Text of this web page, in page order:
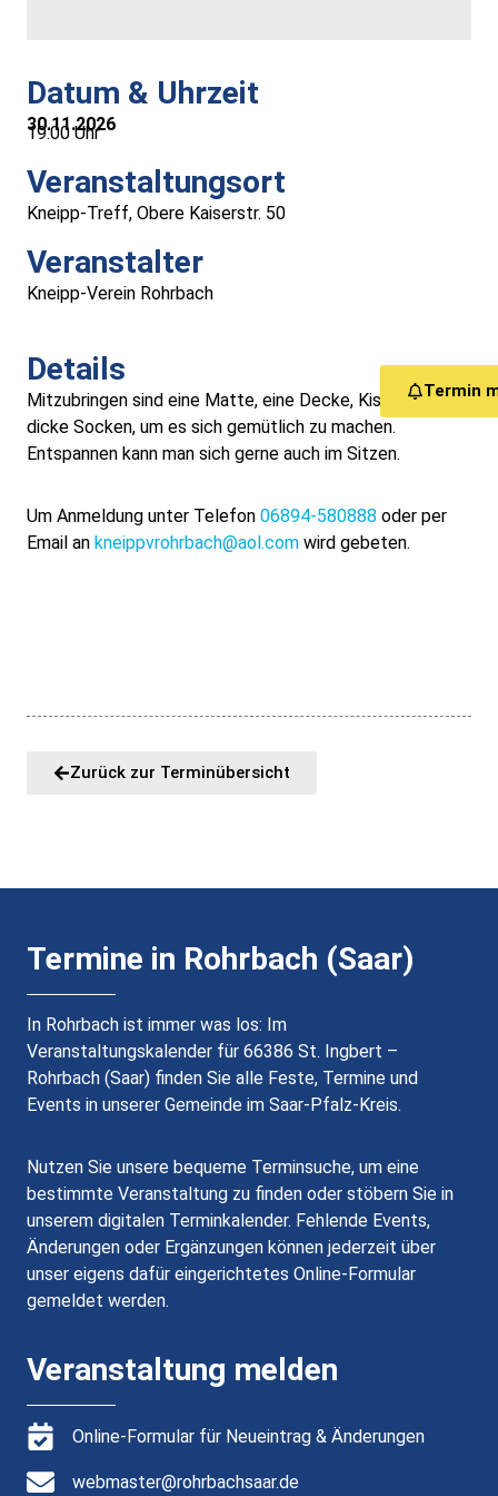
Vereine
Downloads
Links
Kontakt
Impressum
Datenschutz
Datum & Uhrzeit
30.11.2026
19:00 Uhr
Veranstaltungsort
Kneipp-Treff, Obere Kaiserstr. 50
Veranstalter
Kneipp-Verein Rohrbach
Details
Mitzubringen sind eine Matte, eine Decke, Kissen und
dicke Socken, um es sich gemütlich zu machen.
Entspannen kann man sich gerne auch im Sitzen.
Um Anmeldung unter Telefon 06894-580888 oder per
Email an kneippvrohrbach@aol.com wird gebeten.
Zurück zur Terminübersicht
Termin
Termine in Rohrbach (Saar)
In Rohrbach ist immer was los: Im
Veranstaltungskalender für 66386 St. Ingbert –
Rohrbach (Saar) finden Sie alle Feste, Termine und
Events in unserer Gemeinde im Saar-Pfalz-Kreis.
Nutzen Sie unsere bequeme Terminsuche, um eine
bestimmte Veranstaltung zu finden oder stöbern Sie in
unserem digitalen Terminkalender. Fehlende Events,
Änderungen oder Ergänzungen können jederzeit über
unser eigens dafür eingerichtetes Online-Formular
gemeldet werden.
Veranstaltung melden
Online-Formular für Neueintrag & Änderungen
webmaster@rohrbachsaar.de